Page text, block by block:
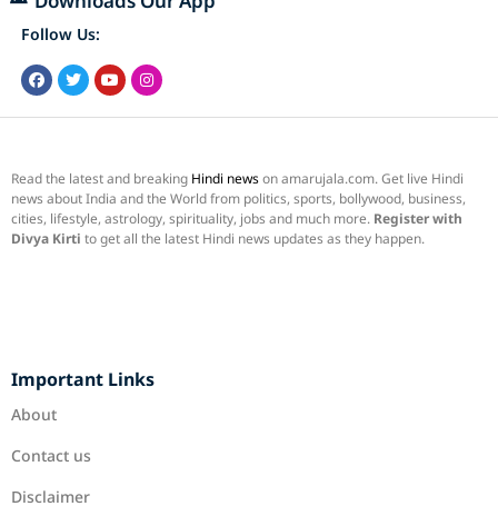
Follow Us:
Read the latest and breaking Hindi newson amarujala.com. Get live Hindi
news about India and the World from politics, sports, bollywood, business,
cities, lifestyle, astrology, spirituality, jobs and much more. Register with
Divya Kirti to get all the latest Hindi news updates as they happen.
Important Links
About
Contact us
Disclaimer